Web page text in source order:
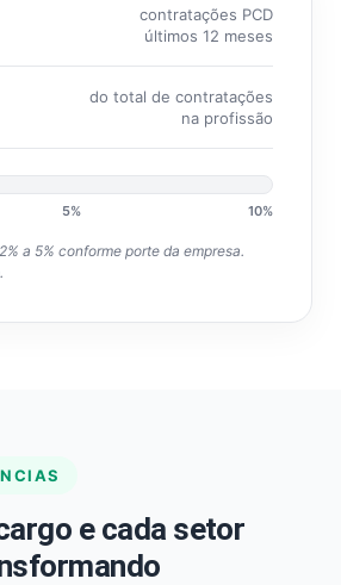
contratações PCD
últimos 12 meses
do total de contratações
na profissão
5% 10%
a 5% conforme porte da empresa.
e cada setor